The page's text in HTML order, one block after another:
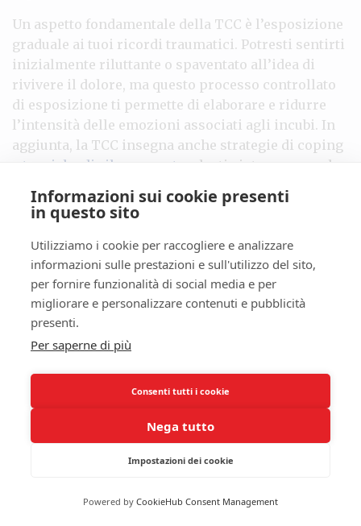
Un aspetto fondamentale della TCC è l’esposizione
graduale ai tuoi ricordi traumatici. Potresti sentirti
inizialmente riluttante o spaventato all’idea di
rivivere il dolore, ma questo processo controllato
di esposizione ti permette di elaborare e ridurre
l’intensità delle emozioni associati agli incubi. In
aggiunta, la TCC insegna anche strategie di coping
tecniche di rilassamento
, che ti aiutano non solo
complessiva della tua vita quotidiana.
Infine, uno dei punti di forza della TCC è la sua
struttura e la sua durata relativamente breve.
Questo approccio ti offre strumenti pratici che
puoi applicare direttamente nella tua vita,
rendendo l’intero processo non solo efficace ma
anche
accessibile
trasformando i tuoi incubi in opportunità di
guarigione e crescita personale.
Desensibilizzazione e
Rielaborazione attraverso i
L’EMDR è unapproccio terapeuticoinnovativo che
Informazioni sui cookie presenti
in questo sito
Utilizziamo i cookie per raccogliere e analizzare
informazioni sulle prestazioni e sull'utilizzo del sito,
per fornire funzionalità di social media e per
migliorare e personalizzare contenuti e pubblicità
presenti.
Per saperne di più
Consenti tutti i cookie
Nega tutto
Impostazioni dei cookie
Powered by CookieHub Consent Management